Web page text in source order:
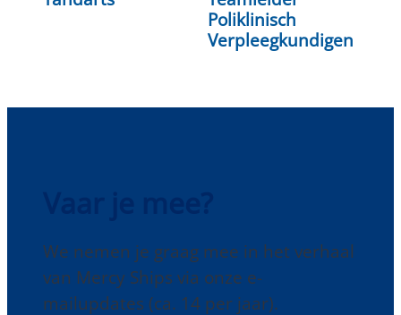
Poliklinisch
Verpleegkundigen
We nemen je graag mee in het verhaal
van Mercy Ships via onze e-
mailupdates (ca. 14 per jaar).